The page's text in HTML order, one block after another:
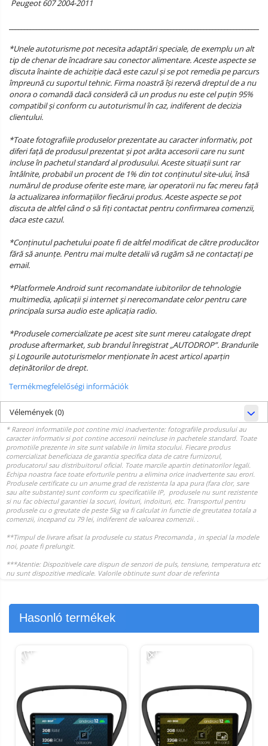
Peugeot 607 2004-2011
*Unele autoturisme pot necesita adaptări speciale, de exemplu un alt
tip de chenar de încadrare sau conector alimentare. Aceste aspecte se
discuta înainte de achiziție dacă este cazul și se pot remedia pe parcurs
împreună cu suportul tehnic. Firma noastră își rezervă dreptul de a nu
onora o comandă dacă consideră că un produs nu este cel puțin 95%
compatibil și conform cu autoturismul în caz, indiferent de decizia
clientului.
*Toate fotografiile produselor prezentate au caracter informativ, pot
diferi față de produsul prezentat și pot arăta accesorii care nu sunt
incluse în pachetul standard al produsului. Aceste situații sunt rar
întâlnite, probabil un procent de 1% din tot conținutul site-ului, însă
numărul de produse oferite este mare, iar operatorii nu fac mereu față
la actualizarea informațiilor fiecărui produs. Aceste aspecte se pot
discuta de altfel când o să fiți contactat pentru confirmarea comenzii,
daca este cazul.
*Conținutul pachetului poate fi de altfel modificat de către producător
fără să anunțe. Pentru mai multe detalii vă rugăm să ne contactați pe
email.
*Platformele Android sunt recomandate iubitorilor de tehnologie
multimedia, aplicații și internet și nerecomandate celor pentru care
principala sursa audio este aplicația radio.
*Produsele comercializate pe acest site sunt mereu catalogate drept
produse aftermarket, sub brandul înregistrat „AUTODROP”. Brandurile
și Logourile autoturismelor menționate în acest articol aparțin
deținătorilor de drept.
Termékmegfelelőségi információk
Vélemények(0)
Hasonló termékek
-17% -14%